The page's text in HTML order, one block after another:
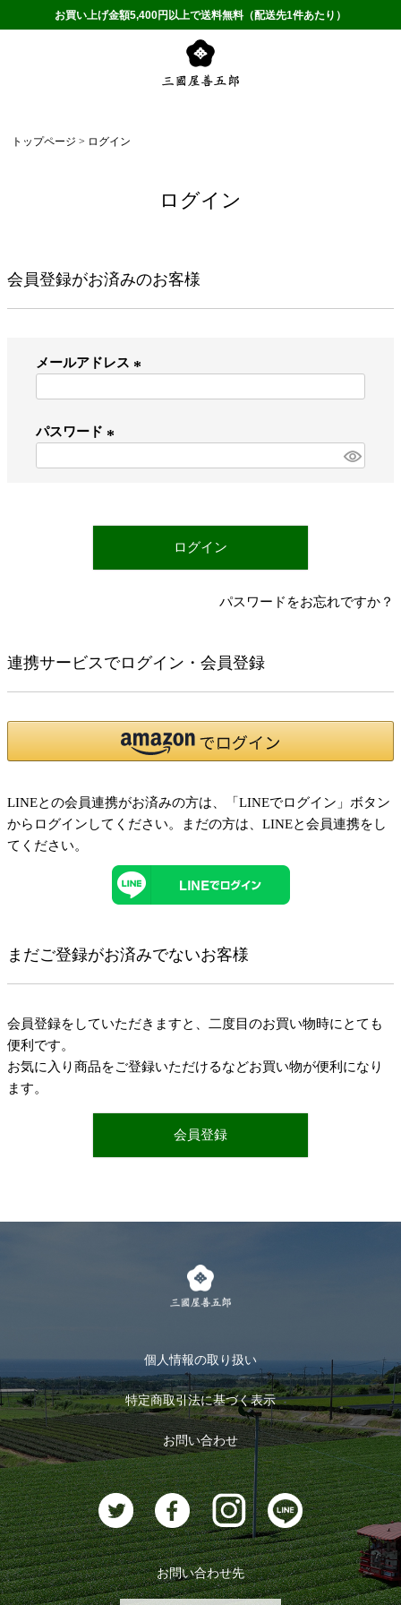
お買い上げ金額5,400円以上で送料無料（配送先1件あたり）
トップページ ログイン
ログイン
会員登録がお済みのお客様
メールアドレス
パスワード
)
ログイン
パスワードをお忘れですか？
連携サービスでログイン・会員登録
LINEとの会員連携がお済みの方は、「LINEでログイン」ボタン
からログインしてください。まだの方は、 LINEと会員連携をし
てください。
まだご登録がお済みでないお客様
会員登録をしていただきますと、二度目のお買い物時にとても
便利です。
お気に入り商品をご登録いただけるなどお買い物が便利になり
ます。
会員登録
個人情報の取り扱い
特定商取引法に基づく表示
お問い合わせ
お問い合わせ先